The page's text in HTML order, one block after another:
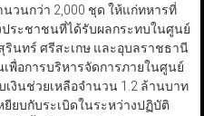
นวนกว่า 2,000 ชุด ให้แก่ทหารที่
ระชาชนที่ได้รับผลกระทบในศูนย์
รินทร์ ศรีสะเกษ และอุบลราชธานี
อการบริหารจัดการภายในศูนย์
เงินช่วยเหลือจำนวน 1.2 ล้านบาท
ยบกับระเบิดในระหว่างปฏิบัติ